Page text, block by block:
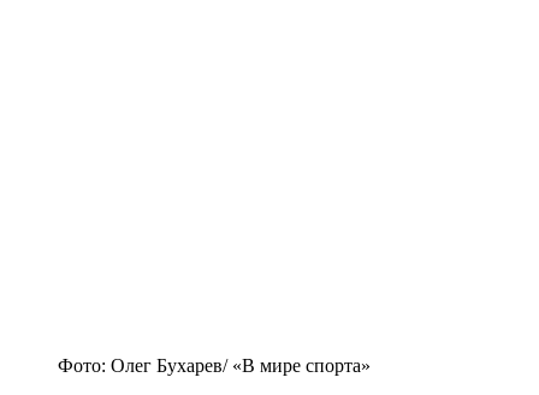
Фото: Олег Бухарев/ «В мире спорта»